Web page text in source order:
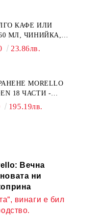
КАФЕ ИЛИ
МЛ, ЧИНИЙКА,
ORANGE LOVE
23.86лв.
MORELLO
18 ЧАСТИ -
195.19лв.
Вечна
ни
винаги е бил